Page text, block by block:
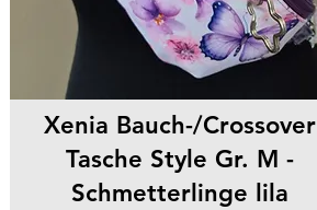
Xenia Bauch-/Crossover
Tasche Style Gr. M -
Schmetterlinge lila